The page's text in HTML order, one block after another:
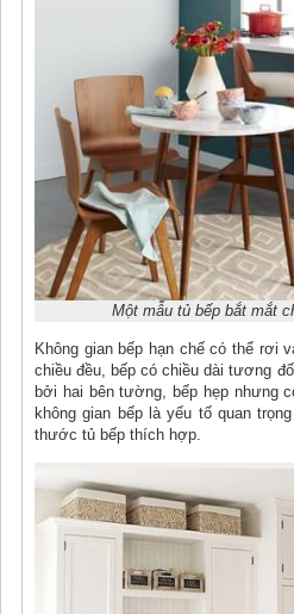
Một mẫu tủ bếp bắt mắt
Không gian bếp hạn chế có thể rơi
chiều đều, bếp có chiều dài tương
bởi hai bên tường, bếp hẹp nhưng
không gian bếp là yếu tố quan
thước tủ bếp thích hợp.